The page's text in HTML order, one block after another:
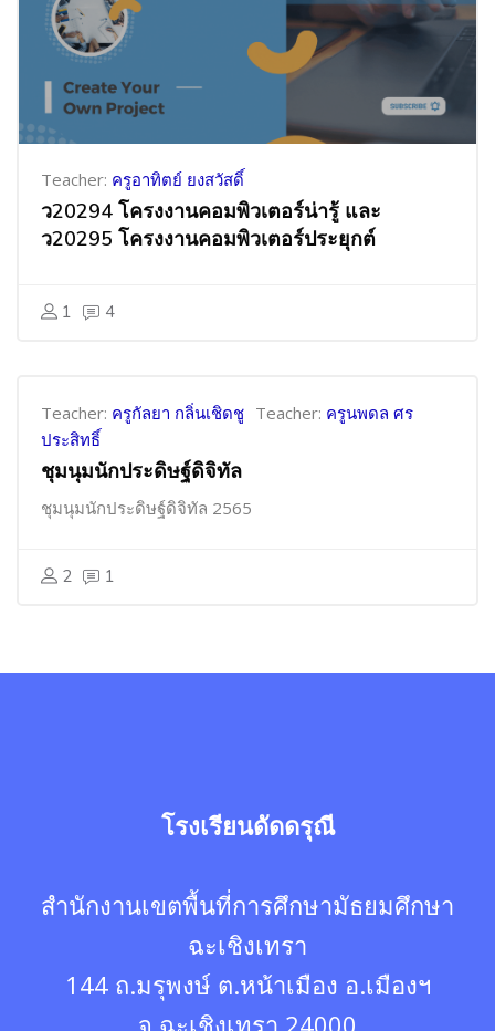
Teacher: ครูอาทิตย์ ยงสวัสดิ์
ว20294 โครงงานคอมพิวเตอร์น่ารู้ และ
ว20295 โครงงานคอมพิวเตอร์ประยุกต์
1 4
Teacher: ครูกัลยา กลิ่นเชิดชู Teacher: ครูนพดล ศร
ประสิทธิ์
ชุมนุมนักประดิษฐ์ดิจิทัล
ชุมนุมนักประดิษฐ์ดิจิทัล 2565
2 1
โรงเรียนดัดดรุณี
สำนักงานเขตพื้นที่การศึกษามัธยมศึกษา
ฉะเชิงเทรา
144 ถ.มรุพงษ์ ต.หน้าเมือง อ.เมืองฯ
จ.ฉะเชิงเทรา 24000